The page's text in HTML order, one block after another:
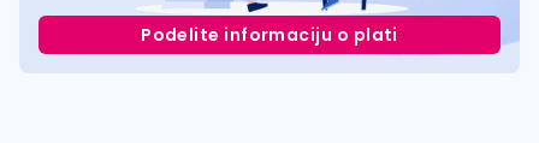
Podelite informaciju o plati